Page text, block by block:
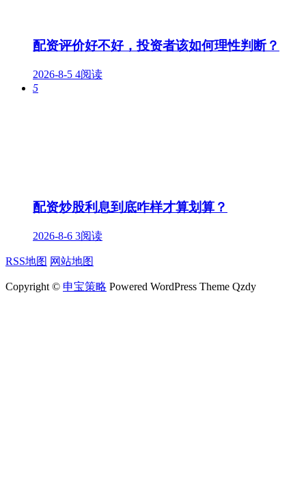
配资评价好不好，投资者该如何理性判断？
2026-8-5 4阅读
5
配资炒股利息到底咋样才算划算？
2026-8-6 3阅读
RSS地图 网站地图
Copyright © 申宝策略 Powered WordPress Theme Qzdy